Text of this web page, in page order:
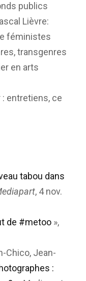
publics
Lièvre:
féministes
transgenres
en arts
entretiens, ce
tabou dans
, 4 nov.
de #metoo »,
Chico, Jean-
: